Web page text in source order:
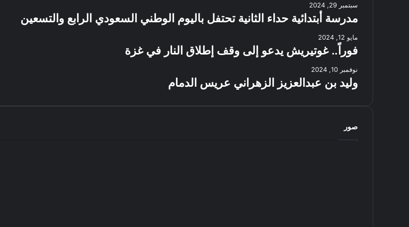
سبتمبر 29, 2024
مدرسة أبتدائية حداء الثانية تحتفل باليوم الوطني السعودي الرابع والتسعين
مايو 12, 2024
فوراً.. غوتيريش يدعو إلى وقف إطلاق النار في غزة
نوفمبر 10, 2024
وليد بن عبدالعزيز الزهراني عريس الدمام
صور